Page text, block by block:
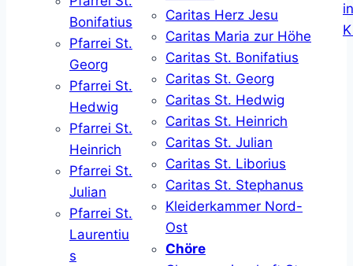
Bonifatius
Pfarrei St.
Georg
Pfarrei St.
Hedwig
Pfarrei St.
Heinrich
Pfarrei St.
Julian
Pfarrei St.
Laurentiu
s
Caritas Herz Jesu
Caritas Maria zur Höhe
Caritas St. Bonifatius
Caritas St. Georg
Caritas St. Hedwig
Caritas St. Heinrich
Caritas St. Julian
Caritas St. Liborius
Caritas St. Stephanus
Kleiderkammer Nord-
Ost
Chöre